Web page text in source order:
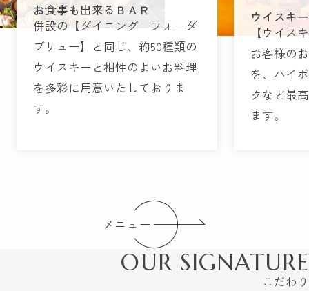
お食事も出来るＢＡＲ
併設の【ダイニング フォーダ
ブリュー】と同じ、約50種類の
ウイスキーと相性のよいお料理
を多彩に用意いたしておりま
す。
ウイスキ
【ウイス
お客様の
を、ハイ
クなど最
ます。
メニュー
OUR SIGNATURE
こだわり